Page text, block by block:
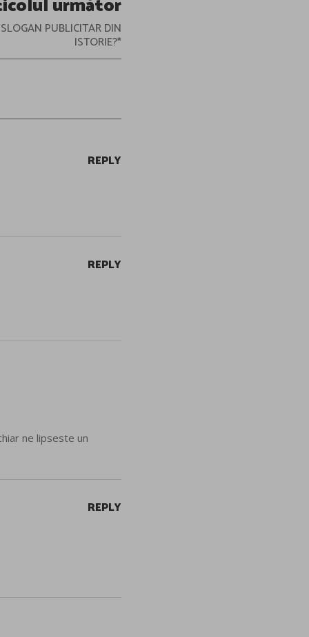
PUBLICITAR DIN
ISTORIE?*
REPLY
REPLY
ne lipseste un
REPLY